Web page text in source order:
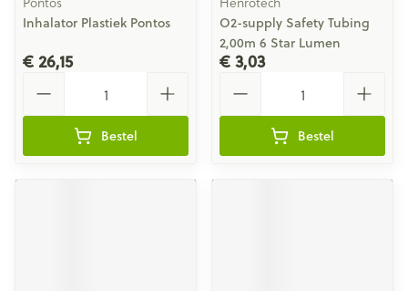
Inhalator Plastiek Pontos
€ 26,15
Bestel
O2-supply Safety Tubing
2,00m 6 Star Lumen
€ 3,03
Bestel